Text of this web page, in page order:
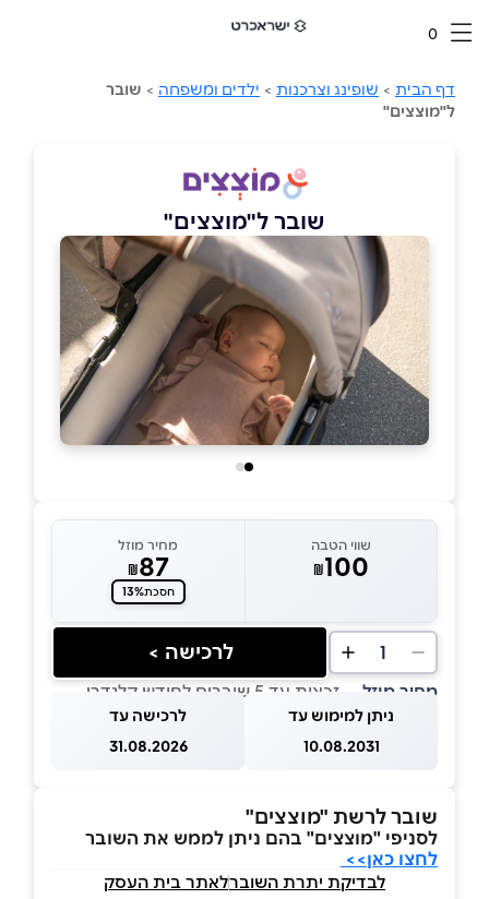
0
דף הבית > שופינג וצרכנות > ילדים ומשפחה > שובר
ל"מוצצים"
שובר ל"מוצצים"
שווי הטבה
₪100
מחיר מוזל
₪87
חסכת13%
1 לרכישה >
מחיר מוזל — זכאות עד 5 שוברים לחודש קלנדרי
ניתן למימוש עד
10.08.2031
לרכישה עד
31.08.2026
שובר לרשת "מוצצים"
לסניפי "מוצצים" בהם ניתן לממש את השובר
לחצו כאן>>
לבדיקת יתרת השוברלאתר בית העסק